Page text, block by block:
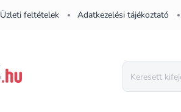
Üzleti feltételek Adatkezelési tájékoztató